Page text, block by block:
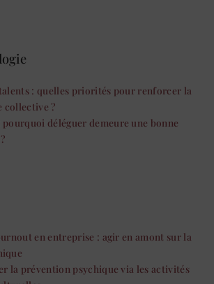
: quelles priorités pour renforcer la
collective ?
pourquoi déléguer demeure une bonne
en entreprise : agir en amont sur la
la prévention psychique via les activités